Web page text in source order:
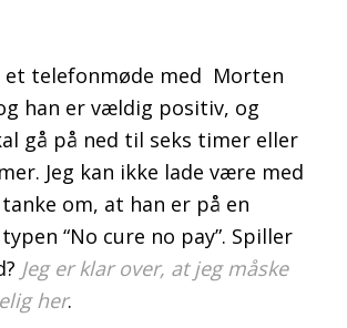
et telefonmøde med Morten
han er vældig positiv, og
gå på ned til seks timer eller
Jeg kan ikke lade være med
om, at han er på en
“No cure no pay”. Spiller
Jeg er klar over, at jeg måske
her.